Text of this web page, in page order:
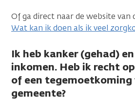
Of ga direct naar de website van
Wat kan ik doen als ik veel
Ik heb kanker (gehad)
inkomen. Heb ik recht
of een
gemeente?